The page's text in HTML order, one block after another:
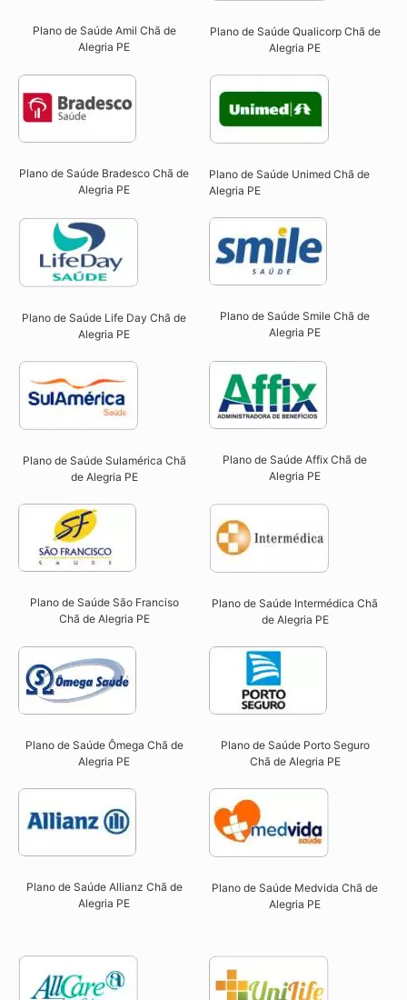
Plano de Saúde Amil Chã de
Alegria PE
Plano de Saúde Qualicorp Chã de
Alegria PE​
Plano de Saúde Bradesco Chã de
Alegria PE
Plano de Saúde Unimed Chã de
Alegria PE
Plano de Saúde Life Day Chã de
Alegria PE
Plano de Saúde Smile Chã de
Alegria PE​
Plano de Saúde Sulamérica Chã
de Alegria PE
Plano de Saúde Affix Chã de
Alegria PE​
Plano de Saúde São Franciso
Chã de Alegria PE​
Plano de Saúde Intermédica Chã
de Alegria PE​
Plano de Saúde Ômega Chã de
Alegria PE​
Plano de Saúde Porto Seguro
Chã de Alegria PE​
Plano de Saúde Allianz Chã de
Alegria PE​
Plano de Saúde Medvida Chã de
Alegria PE